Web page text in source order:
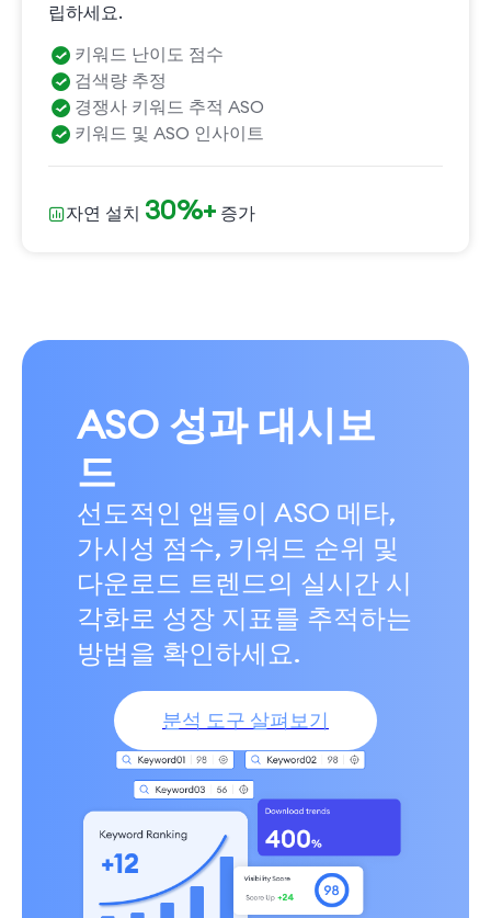
립하세요.
키워드 난이도 점수
검색량 추정
경쟁사 키워드 추적 ASO
키워드 및 ASO 인사이트
자연 설치 30%+ 증가
ASO 성과 대시보
드
선도적인 앱들이 ASO 메타,
가시성 점수, 키워드 순위 및
다운로드 트렌드의 실시간 시
각화로 성장 지표를 추적하는
방법을 확인하세요.
분석 도구 살펴보기